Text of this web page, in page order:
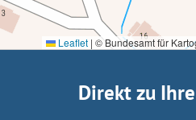
Leaflet | © Bundesamt für
Direkt zu